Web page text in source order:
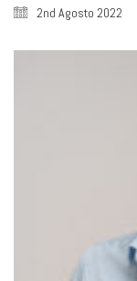
2nd Agosto 2022